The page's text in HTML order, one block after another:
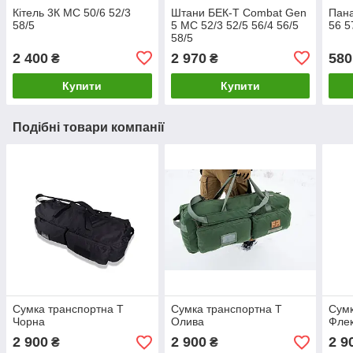
Кітель 3К MC 50/6 52/3
58/5
2 400 ₴
Купити
Штани БЕК-Т Combat Gen
5 МС 52/3 52/5 56/4 56/5
58/5
2 970₴
Купити
56
580
Подібні товари компанії
Сумка транспортна Т
Чорна
2 900 ₴
Сумка транспортна Т
Олива
2 900₴ 2